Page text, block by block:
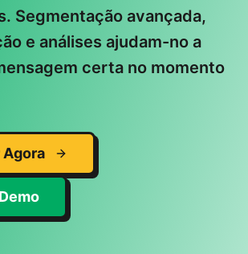
Segmentação avançada,
e análises ajudam-no a
certa no momento
Agora